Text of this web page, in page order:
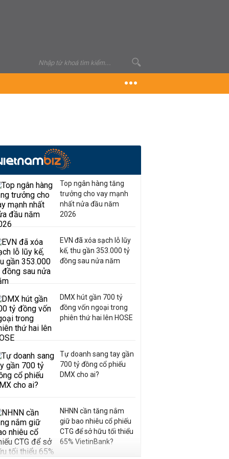
Top ngân hàng tăng
trưởng cho vay mạnh
nhất nửa đầu năm
2026
EVN đã xóa sạch lỗ lũy
kế, thu gần 353.000 tỷ
đồng sau nửa năm
DMX hút gần 700 tỷ
đồng vốn ngoại trong
phiên thứ hai lên HOSE
Tự doanh sang tay gần
700 tỷ đồng cổ phiếu
DMX cho ai?
NHNN cần tăng nắm
giữ bao nhiêu cổ phiếu
CTG để sở hữu tối thiểu
65% VietinBank?